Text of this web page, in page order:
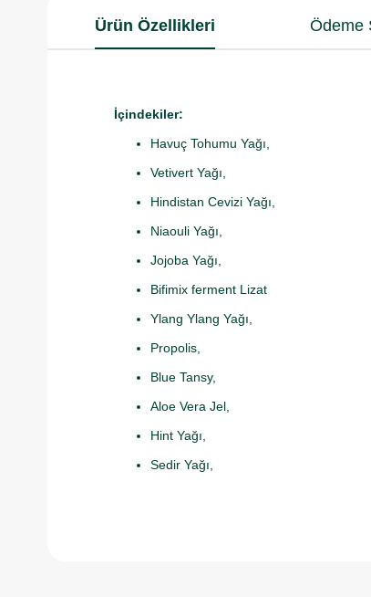
Ürün Özellikleri Ödeme
İçindekiler:
Havuç Tohumu Yağı,
Vetivert Yağı,
Hindistan Cevizi Yağı,
Niaouli Yağı,
Jojoba Yağı,
Bifimix ferment Lizat
Ylang Ylang Yağı,
Propolis,
Blue Tansy,
Aloe Vera Jel,
Hint Yağı,
Sedir Yağı,